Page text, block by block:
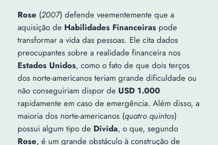
Rose (2007) defende veementemente que a
aquisição de Habilidades Financeiraspode
transformar a vida das pessoas. Ele cita dados
preocupantes sobre a realidade financeira nos
Estados Unidos, como o fato de que dois terços
dos norte-americanos teriam grande dificuldade ou
não conseguiriam dispor de USD 1.000
rapidamente em caso de emergência. Além disso, a
maioria dos norte-americanos (quatro quintos)
possui algum tipo de Dívida, o que, segundo
Rose, é um grande obstáculo à construção de